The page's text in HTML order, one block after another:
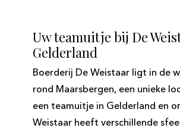
Uw teamuitje bij De
Gelderland
Boerderij De Weistaar ligt in de
rond Maarsbergen, een unieke
een teamuitje in Gelderland en
Weistaar heeft verschillende